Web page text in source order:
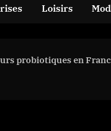
Loisirs
probiotiques en